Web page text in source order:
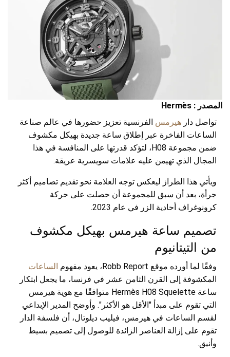
المصدر : Hermès
تواصل دار هيرمس الفرنسية تعزيز حضورها في عالم صناعة
الساعات الفاخرة عبر إطلاق ساعة جديدة بهيكل مكشوف
ضمن مجموعة H08، لتؤكد قدرتها على المنافسة في هذا
المجال الذي تهيمن عليه علامات سويسرية عريقة.
ويأتي هذا الطراز ليعكس توجه العلامة نحو تقديم تصاميم أكثر
جرأة، بعد أن سبق للمجموعة أن حصلت على حركة
كرونوغراف أحادية الزر في عام 2023.
تصميم ساعة هيرمس بهيكل مكشوف
من التيتانيوم
وفقًا لما أورده موقع Robb Report، يعود مفهوم
الساعات
المكشوفة إلى القرن الثامن عشر في فرنسا، ما يجعل ابتكار
ساعة Hermès H08 Squelette متوافقًا مع هوية هيرمس
التي تقوم على مبدأ "الأقل هو الأكثر". وأوضح المدير الإبداعي
لقسم الساعات في هيرمس، فيليب ديلوتال، أن فلسفة الدار
تقوم على إزالة العناصر الزائدة للوصول إلى تصميم بسيط
وأنيق.